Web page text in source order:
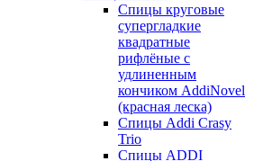
Спицы круговые
супергладкие
квадратные
рифлёные с
удлиненным
кончиком AddiNovel
(красная леска)
Спицы Addi Crasy
Trio
Спицы ADDI